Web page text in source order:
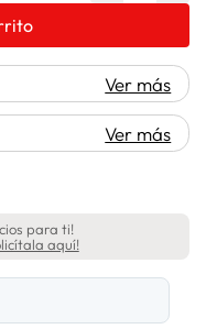
Ver más
Ver más
para ti!
aquí!